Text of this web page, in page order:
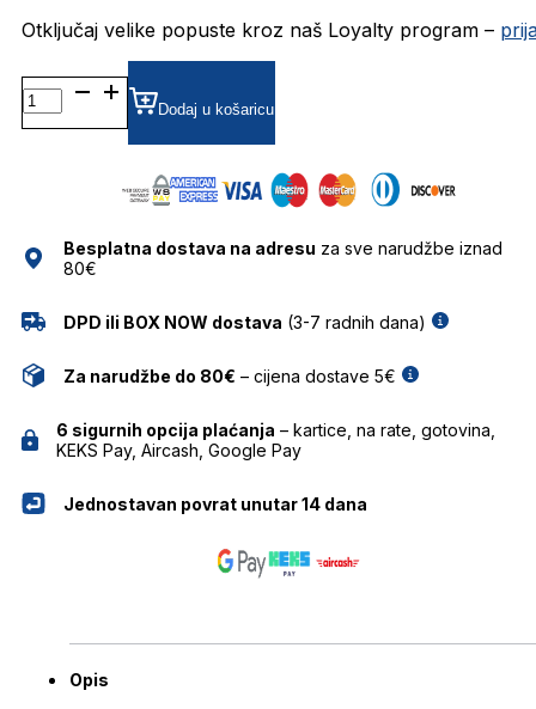
Otključaj velike popuste kroz naš Loyalty program –
MARC500/S
GRADIJENT SUNČANE
NAOČALE
Dodaj u košaricu
Besplatna dostava na adresu za sve narudžbe iznad
80€
DPD ili BOX NOW dostava (3-7 radnih dana)
Za narudžbe do 80€ – cijena dostave 5€
6 sigurnih opcija plaćanja – kartice, na rate, gotovina,
KEKS Pay, Aircash, Google Pay
Jednostavan povrat unutar 14 dana
Opis